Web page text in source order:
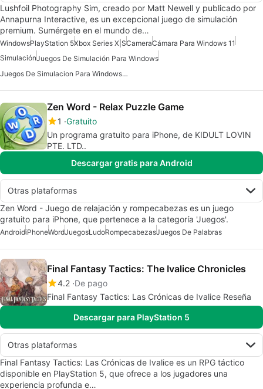
Lushfoil Photography Sim, creado por Matt Newell y publicado por
Annapurna Interactive, es un excepcional juego de simulación
premium. Sumérgete en el mundo de…
WindowsPlayStation 5Xbox Series X|SCameraCámara Para Windows 11
SimulaciónJuegos De Simulación Para Windows
Juegos De Simulacion Para Windows 10
Zen Word - Relax Puzzle Game
1 Gratuito
Un programa gratuito para iPhone, de KIDULT LOVIN
PTE. LTD..
Descargar gratis para Android
Otras plataformas
Zen Word - Juego de relajación y rompecabezas es un juego
gratuito para iPhone, que pertenece a la categoría 'Juegos'.
AndroidiPhoneWordJuegosLudoRompecabezasJuegos De Palabras
Final Fantasy Tactics: The Ivalice Chronicles
4.2 De pago
Final Fantasy Tactics: Las Crónicas de Ivalice Reseña
Descargar para PlayStation 5
Otras plataformas
Final Fantasy Tactics: Las Crónicas de Ivalice es un RPG táctico
disponible en PlayStation 5, que ofrece a los jugadores una
experiencia profunda e…